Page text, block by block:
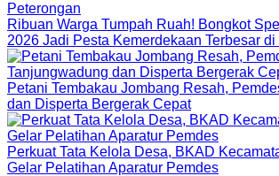
Ribuan Warga Tumpah Ruah! Bongkot
2026 Jadi Pesta Kemerdekaan Terbesar
Petani Tembakau Jombang Resah,
dan Disperta Bergerak Cepat
Perkuat Tata Kelola Desa, BKAD
Gelar Pelatihan Aparatur Pemdes